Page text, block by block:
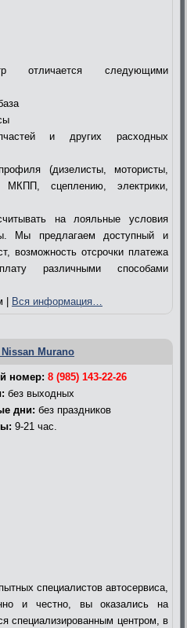
отличается следующими
и других расходных
(дизелисты, мотористы,
сцеплению, электрики,
на лояльные условия
Мы предлагаем доступный и
возможность отсрочки платежа
различными способами
| Вся информация…
Murano
номер: 8 (985) 143-22-26
без выходных
дни: без праздников
9-21 час.
специалистов автосервиса,
и честно, вы оказались на
специализированным центром, в